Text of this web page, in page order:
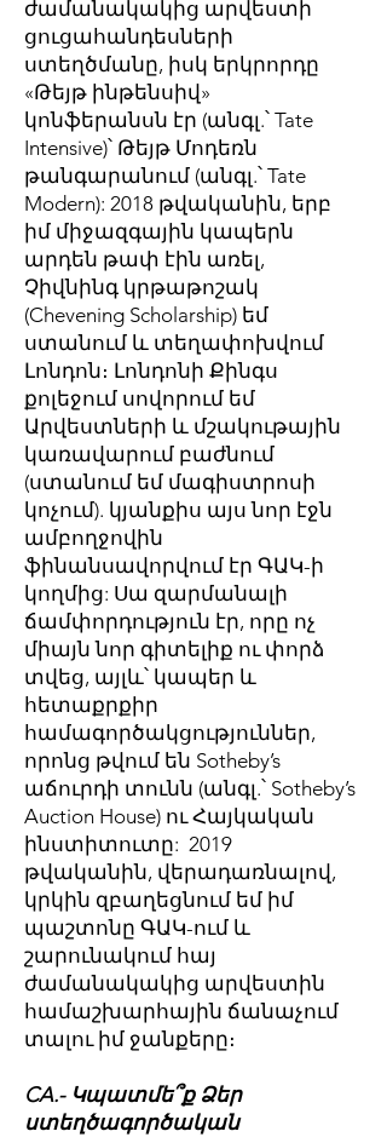
ժամանակակից արվեստի
ցուցահանդեսների
ստեղծմանը, իսկ երկրորդը
«Թեյթ ինթենսիվ»
կոնֆերանսն էր (անգլ.՝ Tate
Intensive)՝ Թեյթ Մոդեռն
թանգարանում (անգլ.՝ Tate
Modern): 2018 թվականին, երբ
իմ միջազգային կապերն
արդեն թափ էին առել,
Չիվնինգ կրթաթոշակ
(Chevening Scholarship) եմ
ստանում և տեղափոխվում
Լոնդոն։ Լոնդոնի Քինգս
քոլեջում սովորում եմ
Արվեստների և մշակութային
կառավարում բաժնում
(ստանում եմ մագիստրոսի
կոչում). կյանքիս այս նոր էջն
ամբողջովին
ֆինանսավորվում էր ԳԱԿ-ի
կողմից: Սա զարմանալի
ճամփորդություն էր, որը ոչ
միայն նոր գիտելիք ու փորձ
տվեց, այլև՝ կապեր և
հետաքրքիր
համագործակցություններ,
որոնց թվում են Sotheby’s
աճուրդի տունն (անգլ.՝ Sotheby’s
Auction House) ու Հայկական
ինստիտուտը: 2019
թվականին, վերադառնալով,
կրկին զբաղեցնում եմ իմ
պաշտոնը ԳԱԿ-ում և
շարունակում հայ
ժամանակակից արվեստին
համաշխարհային ճանաչում
տալու իմ ջանքերը։
CA.- Կպատմե՞ք Ձեր
ստեղծագործական